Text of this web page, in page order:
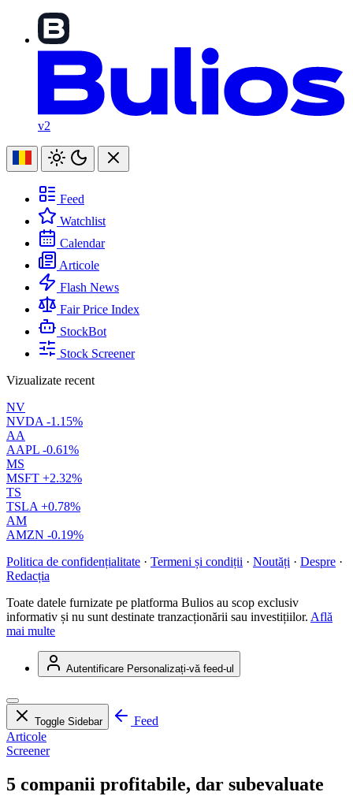
v2
Feed
Watchlist
Calendar
Articole
Flash News
Fair Price Index
StockBot
Stock Screener
Vizualizate recent
NV
NVDA -1.15%
AA
AAPL -0.61%
MS
MSFT +2.32%
TS
TSLA +0.78%
AM
AMZN -0.19%
Politica de confidențialitate · Termeni și condiții · Noutăți · Despre ·
Redacția
Toate datele furnizate pe platforma Bulios au scop exclusiv
informativ și nu sunt destinate tranzacționării sau investițiilor. Află
mai multe
Autentificare Personalizați-vă feed-ul
Toggle Sidebar
Feed
Articole
Screener
5 companii profitabile, dar subevaluate